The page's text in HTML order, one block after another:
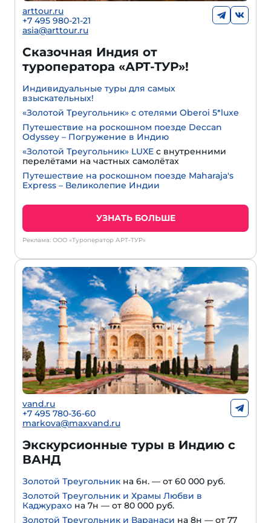
arttour.ru
+7 495 980-21-21
asia@arttour.ru
Сказочная Индия от
туроператора «АРТ-ТУР»!
Индивидуальные туры для самых
взыскательных!
«Золотой Треугольник» с отелями Oberoi 5*luxe
Путешествие на роскошном поезде Deccan
Odyssey – Погружение в Индию
«Золотой Треугольник» LUXE с внутренними
перелётами на частных самолётах
Путешествие на роскошном поезде Maharaja's
Express – Великолепие Индии
УЗНАТЬ БОЛЬШЕ
Реклама: ООО «Туроператор АРТ-ТУР»
vand.ru
+7 495 780-36-60
markova@maxvand.ru
Экскурсионные туры в Индию с
ВАНД
Золотой Треугольник на 6н. — от 60 000 руб.
Золотой Треугольник и Храмы Любви в
Каджурахо на 7н — от 80 000 руб.
Золотой Треугольник и Варанаси на 8н — от 77